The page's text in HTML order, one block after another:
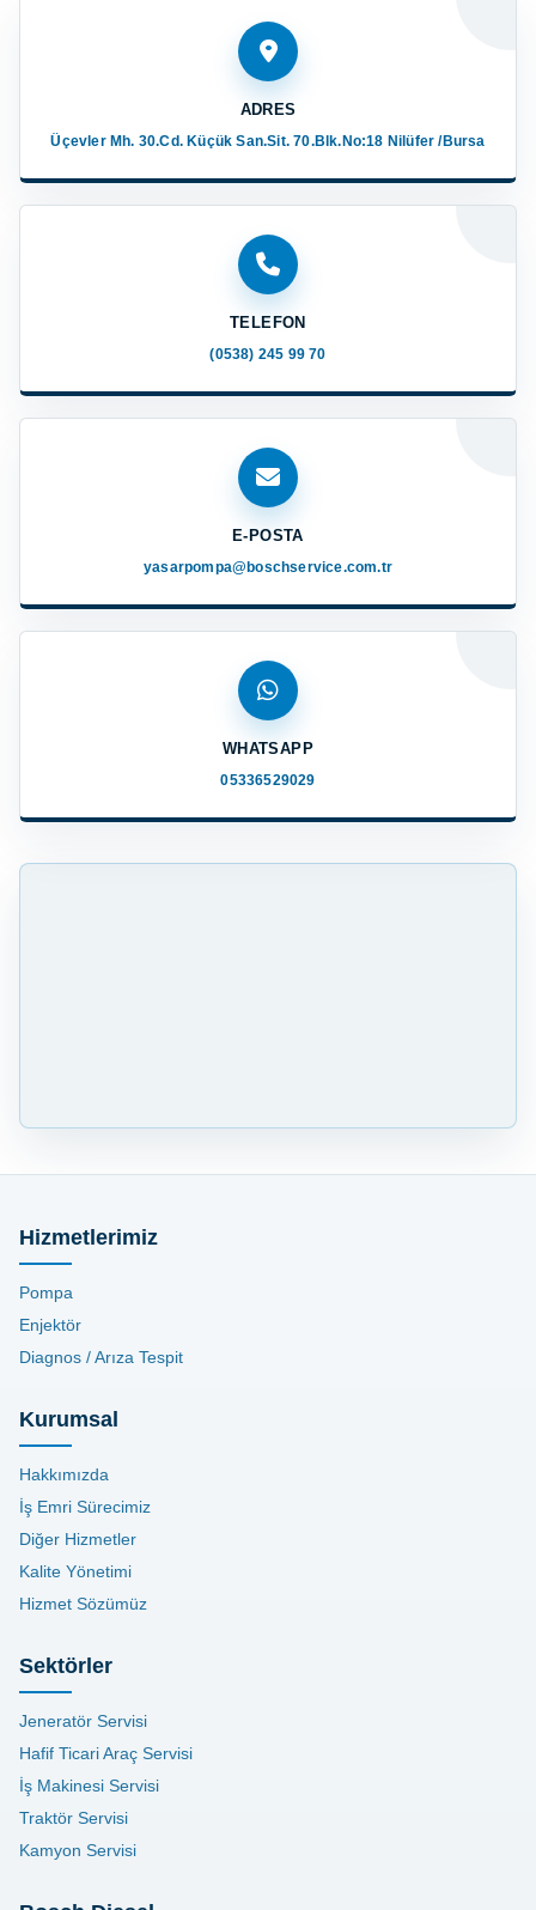
ADRES
Üçevler Mh. 30.Cd. Küçük San.Sit. 70.Blk.No:18 Nilüfer /Bursa
TELEFON
(0538) 245 99 70
E-POSTA
yasarpompa@boschservice.com.tr
WHATSAPP
05336529029
Hizmetlerimiz
Pompa
Enjektör
Diagnos / Arıza Tespit
Kurumsal
Hakkımızda
İş Emri Sürecimiz
Diğer Hizmetler
Kalite Yönetimi
Hizmet Sözümüz
Sektörler
Jeneratör Servisi
Hafif Ticari Araç Servisi
İş Makinesi Servisi
Traktör Servisi
Kamyon Servisi